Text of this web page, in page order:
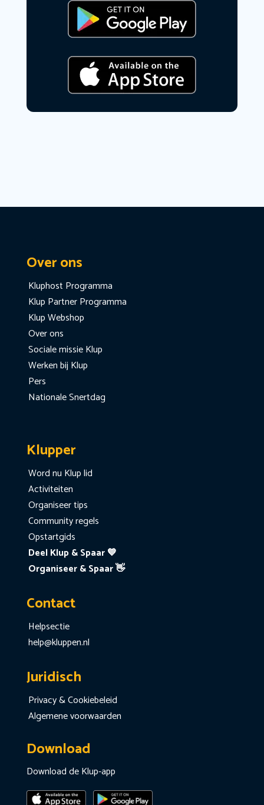
Over ons
Kluphost Programma
Klup Partner Programma
Klup Webshop
Over ons
Sociale missie Klup
Werken bij Klup
Pers
Nationale Snertdag
Klupper
Word nu Klup lid
Activiteiten
Organiseer tips
Community regels
Opstartgids
Deel Klup & Spaar 💙
Organiseer & Spaar 👋
Contact
Helpsectie
help@kluppen.nl
Juridisch
Privacy & Cookiebeleid
Algemene voorwaarden
Download
Download de Klup-app